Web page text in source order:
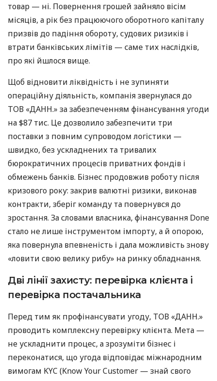
товар — ні. Повернення грошей зайняло вісім
місяців, а рік без працюючого оборотного капіталу
призвів до падіння обороту, судових ризиків і
втрати банківських лімітів — саме тих наслідків,
про які йшлося вище.
Щоб відновити ліквідність і не зупиняти
операційну діяльність, компанія звернулася до
ТОВ «ДАНН.» за забезпеченням фінансування угоди
на $87 тис. Це дозволило забезпечити три
поставки з повним супроводом логістики —
швидко, без ускладнених та тривалих
бюрократичних процесів приватних фондів і
обмежень банків. Бізнес продовжив роботу після
кризового року: закрив валютні ризики, виконав
контракти, зберіг команду та повернувся до
зростання. За словами власника, фінансування Done
стало не лише інструментом імпорту, а й опорою,
яка повернула впевненість і дала можливість знову
«ловити свою велику рибу» на ринку обладнання.
Дві лінії захисту: перевірка клієнта і
перевірка постачальника
Перед тим як профінансувати угоду, ТОВ «ДАНН.»
проводить комплексну перевірку клієнта. Мета —
не ускладнити процес, а зрозуміти бізнес і
переконатися, що угода відповідає міжнародним
вимогам KYC (Know Your Customer — знай свого